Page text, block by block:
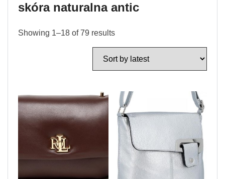
skóra naturalna antic
Showing 1–18 of 79 results